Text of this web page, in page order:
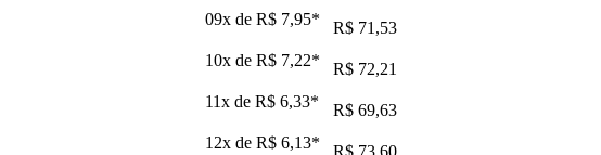
09x de R$ 7,95*
R$ 71,53
10x de R$ 7,22*
R$ 72,21
11x de R$ 6,33*
R$ 69,63
12x de R$ 6,13* R$ 73,60